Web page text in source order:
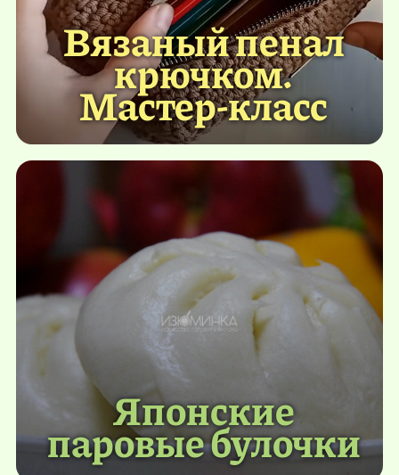
Вязаный пенал
крючком.
Мастер-класс
Японские
паровые булочки